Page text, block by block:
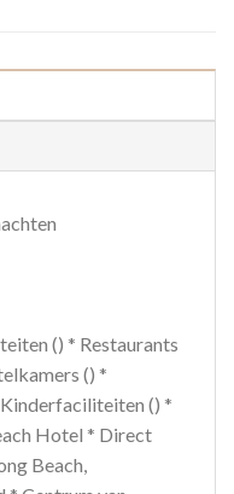
() * Restaurants
() *
() *
Hotel * Direct
Beach,